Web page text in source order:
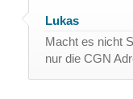
Lukas
Macht es nicht
nur die CGN